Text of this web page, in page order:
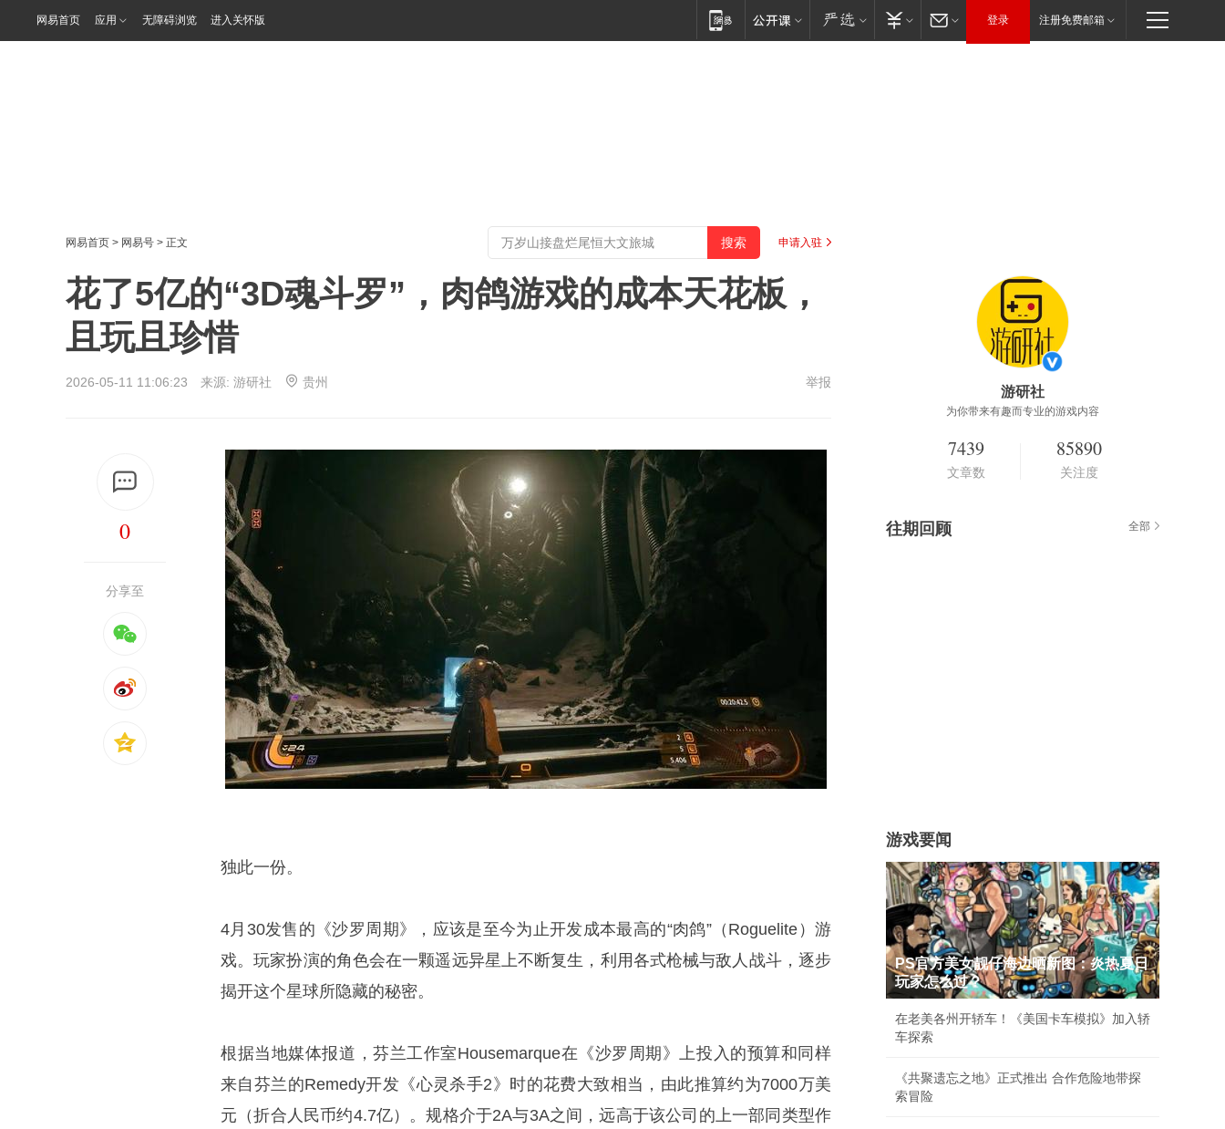
网易首页 应用 无障碍浏览 进入关怀版 登录 注册免费邮箱
网易首页 > 网易号 > 正文 申请入驻
花了5亿的“3D魂斗罗”，肉鸽游戏的成本天花板，
且玩且珍惜
2026-05-11 11:06:23 来源: 游研社 贵州 举报
0
分享至
独此一份。
4月30发售的《沙罗周期》，应该是至今为止开发成本最高的“肉鸽”（Roguelite）游
戏。玩家扮演的角色会在一颗遥远异星上不断复生，利用各式枪械与敌人战斗，逐步
揭开这个星球所隐藏的秘密。
根据当地媒体报道，芬兰工作室Housemarque在《沙罗周期》上投入的预算和同样
来自芬兰的Remedy开发《心灵杀手2》时的花费大致相当，由此推算约为7000万美
元（折合人民币约4.7亿）。规格介于2A与3A之间，远高于该公司的上一部同类型作
游研社
为你带来有趣而专业的游戏内容
7439
文章数
85890
关注度
往期回顾 全部
游戏要闻
PS官方美女靓仔海边晒新图：炎热夏日
玩家怎么过？
在老美各州开轿车！《美国卡车模拟》加入轿
车探索
《共聚遗忘之地》正式推出 合作危险地带探
索冒险